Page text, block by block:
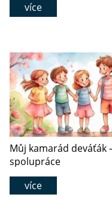
více
Můj kamarád deváťák
spolupráce
více